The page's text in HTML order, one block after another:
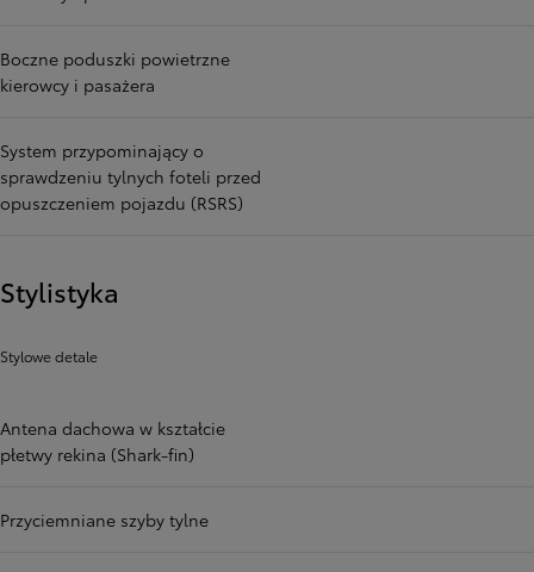
Boczne poduszki powietrzne
kierowcy i pasażera
System przypominający o
sprawdzeniu tylnych foteli przed
opuszczeniem pojazdu (RSRS)
Stylistyka
Stylowe detale
Antena dachowa w kształcie
płetwy rekina (Shark-fin)
Przyciemniane szyby tylne